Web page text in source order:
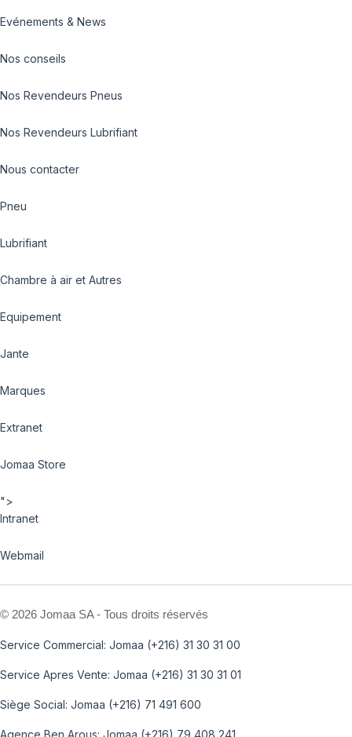
Evénements & News
Nos conseils
Nos Revendeurs Pneus
Nos Revendeurs Lubrifiant
Nous contacter
Pneu
Lubrifiant
Chambre à air et Autres
Equipement
Jante
Marques
Extranet
Jomaa Store
">
Intranet
Webmail
© 2026 Jomaa SA - Tous droits réservés
Service Commercial: Jomaa (+216) 31 30 31 00
Service Apres Vente: Jomaa (+216) 31 30 31 01
Siège Social: Jomaa (+216) 71 491 600
Agence Ben Arous: Jomaa (+216) 79 408 241